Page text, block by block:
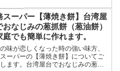
スーパー【薄焼き餅】台湾屋
おなじみの葱抓餅（葱油餅）
庭でも簡単に作れます。
味が恋しくなった時の強い味方、
ーパーの【薄焼き餅】についてご
ます。台湾屋台でおなじみの葱抓